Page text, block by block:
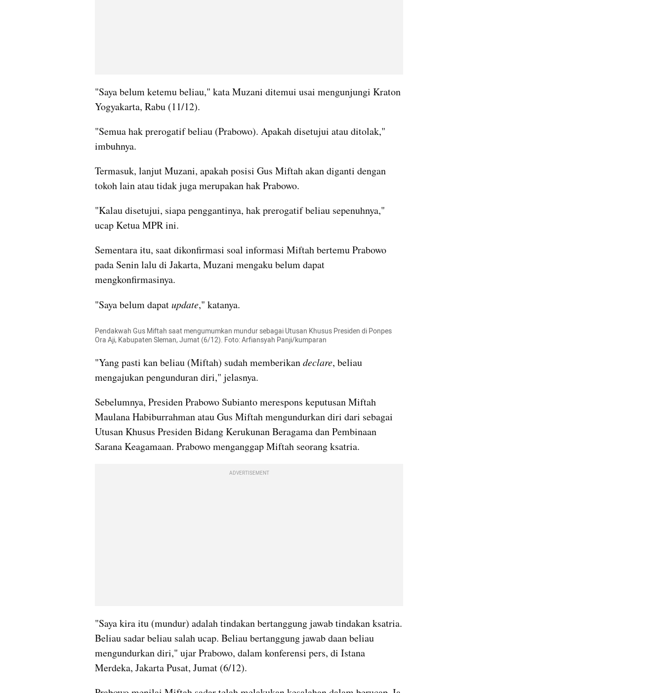
"Saya belum ketemu beliau," kata Muzani ditemui usai mengunjungi Kraton
Yogyakarta, Rabu (11/12).
"Semua hak prerogatif beliau (Prabowo). Apakah disetujui atau ditolak,"
imbuhnya.
Termasuk, lanjut Muzani, apakah posisi Gus Miftah akan diganti dengan
tokoh lain atau tidak juga merupakan hak Prabowo.
"Kalau disetujui, siapa penggantinya, hak prerogatif beliau sepenuhnya,"
ucap Ketua MPR ini.
Sementara itu, saat dikonfirmasi soal informasi Miftah bertemu Prabowo
pada Senin lalu di Jakarta, Muzani mengaku belum dapat
mengkonfirmasinya.
"Saya belum dapat update," katanya.
Pendakwah Gus Miftah saat mengumumkan mundur sebagai Utusan Khusus Presiden di Ponpes
Ora Aji, Kabupaten Sleman, Jumat (6/12). Foto: Arfiansyah Panji/kumparan
"Yang pasti kan beliau (Miftah) sudah memberikan declare, beliau
mengajukan pengunduran diri," jelasnya.
Sebelumnya, Presiden Prabowo Subianto merespons keputusan Miftah
Maulana Habiburrahman atau Gus Miftah mengundurkan diri dari sebagai
Utusan Khusus Presiden Bidang Kerukunan Beragama dan Pembinaan
Sarana Keagamaan. Prabowo menganggap Miftah seorang ksatria.
ADVERTISEMENT
"Saya kira itu (mundur) adalah tindakan bertanggung jawab tindakan ksatria.
Beliau sadar beliau salah ucap. Beliau bertanggung jawab daan beliau
mengundurkan diri," ujar Prabowo, dalam konferensi pers, di Istana
Merdeka, Jakarta Pusat, Jumat (6/12).